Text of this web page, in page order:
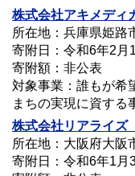
株式会社アキメディ
所在地：兵庫県姫路
寄附日：令和6年2月
寄附額：非公表
対象事業：誰もが希
まちの実現に資する
株式会社リアライズ
所在地：大阪府大阪
寄附日：令和6年1月